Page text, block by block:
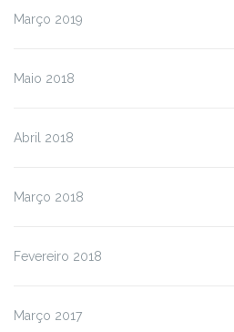
Março 2019
Maio 2018
Abril 2018
Março 2018
Fevereiro 2018
Março 2017